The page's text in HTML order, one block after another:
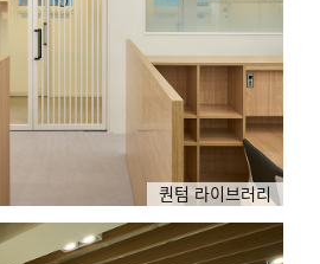
퀀텀 라이브러리